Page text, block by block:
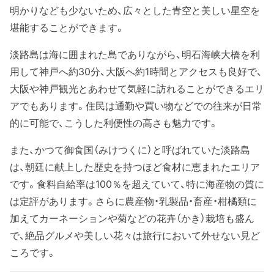
明かりなども少ないため、広々とした青空と美しい星空を
堪能することができます。
淡路島は海に囲まれた島でありながら、明石海峡大橋を利
用して神戸へ約30分、大阪へ約1時間とアクセスも良好で、
大阪や神戸観光とあわせて気軽に訪れることができるエリ
アでもあります。住民は通勤や買い物などでの往来が日常
的に可能で、こうした利便性の高さも魅力です。
また、かつて御食国（みけつくに）と呼ばれていた淡路島
は、朝廷に献上した歴史を持つほど食材に恵まれたエリア
です。食料自給率は100％を超えていて、特に海産物の質に
は定評があります。さらに農産物・乳製品・畜産・柑橘類に
加えてカーネーションや菊などの花卉（かき）栽培も盛ん
で、絶品グルメや美しい花々は旅行において外せない見ど
ころです。